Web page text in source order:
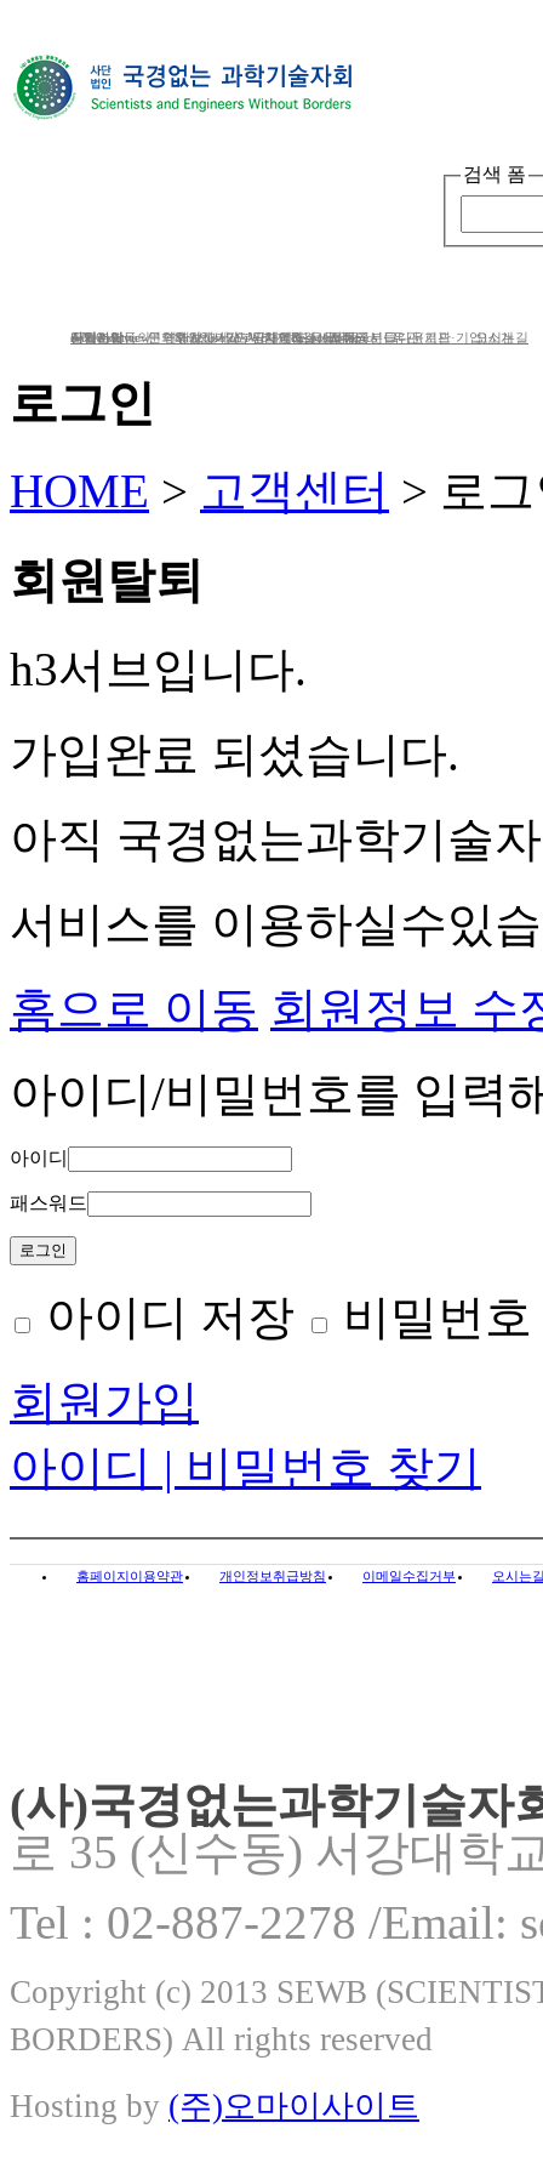
검색 폼
단체소개 연혁 인사말 함께하는 사람들 CI다운로드 오시는길
사업분야
공지사항 문의하기 기부금내역&결산서류공시
e-Newsletter 연간보고서/도서/자료집 갤러리 유관(기관·기업)소개
iWc Overview Structure of iWc Research topics
회원가입동의 후원하기 단체에 도움을 주신 분들
로그인
HOME > 고객센터 > 로
회원탈퇴
h3서브입니다.
가입완료 되셨습니다.
아직 국경없는과학기술
서비스를 이용하실수있
홈으로 이동 회원정보 수
아이디/비밀번호를 입력
아이디
패스워드
아이디 저장
비밀번
회원가입
아이디 | 비밀번호 찾기
홈페이지이용약관 개인정보취급방침 이메일수집거부 오시는
(사)국경없는과학기술자
로 35 (신수동) 서강대학
Tel : 02-887-2278 /Email:
Copyright (c) 2013 SEWB
BORDERS) All rights reserved
Hosting by (주)오마이사이트